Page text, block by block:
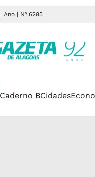
Ano | Nº 6285
Caderno BCidades